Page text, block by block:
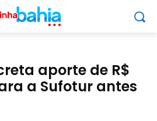
aporte de R$
a Sufotur antes